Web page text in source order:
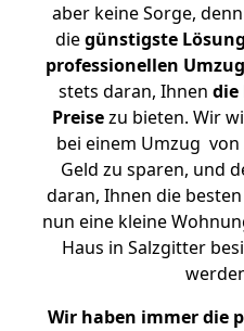
aber keine Sorge,
diegünstigste Lösung
professionellen
stets daran, Ihnen die
Preisezu bieten. Wir
bei einem Umzug
Geld zu sparen, und
daran, Ihnen die
nun eine kleine
Haus in Salzgitter
Wir haben immer die